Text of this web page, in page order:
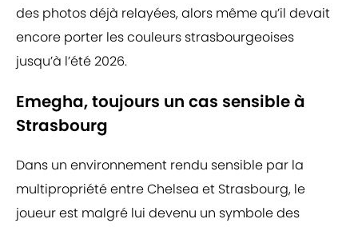
des photos déjà relayées, alors même qu’il devait
encore porter les couleurs strasbourgeoises
jusqu’à l’été 2026.
Emegha, toujours un cas sensible à
Strasbourg
Dans un environnement rendu sensible par la
multipropriété entre Chelsea et Strasbourg, le
joueur est malgré lui devenu un symbole des